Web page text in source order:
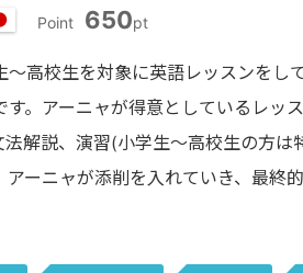
Point 650pt
〜高校生を対象に英語レッスンを
す。アーニャが得意としているレ
解説、演習(小学生〜高校生の方
アーニャが添削を入れていき、最終